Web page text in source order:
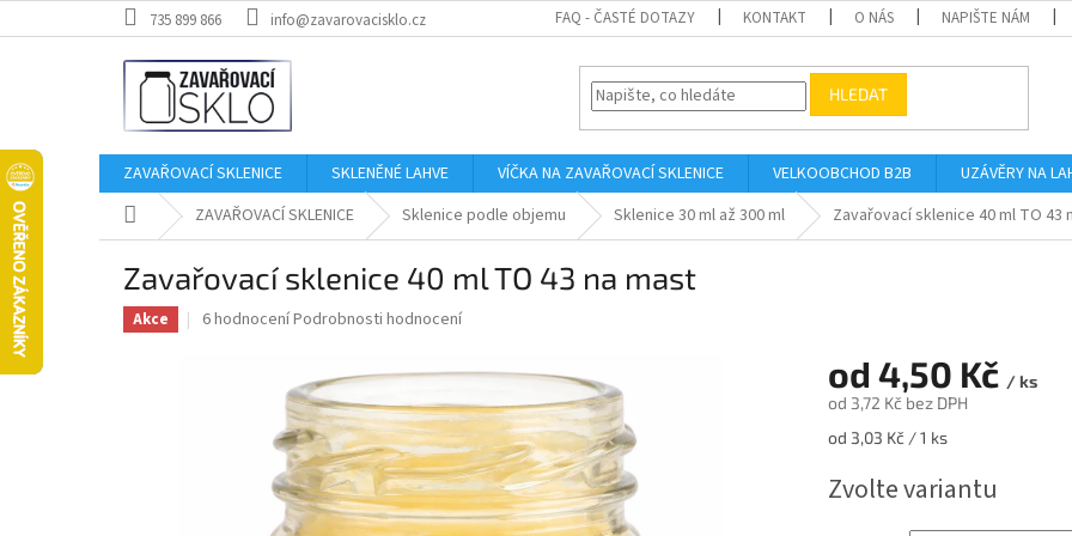
na
735 899 866 info@zavarovacisklo.cz FAQ - ČASTÉ DOTAZY KONTAKT O NÁS NAPIŠTE NÁM
HLEDAT
ZAVAŘOVACÍ SKLENICE SKLENĚNÉ LAHVE VÍČKA NA ZAVAŘOVACÍ SKLENICE VELKOOBCHOD B2B UZÁVĚRY NA
Domů ZAVAŘOVACÍ SKLENICE Sklenice podle objemu Sklenice 30 ml až 300 ml Zavařovací sklenice 40 ml TO 43
Zavařovací sklenice 40 ml TO 43 na mast
Akce
Průměrné
hvězdiček.
6 hodnoceníPodrobnosti hodnocení
od 4,50 Kč / ks
od 3,72 Kč bez DPH
Měrná
od 3,03 Kč / 1 ks
Zvolte variantu